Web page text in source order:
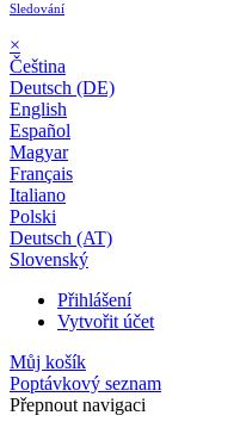
Sledování
×
Čeština
Deutsch (DE)
English
Español
Magyar
Français
Italiano
Polski
Deutsch (AT)
Slovenský
Přihlášení
Vytvořit účet
Můj košík
Poptávkový seznam
Přepnout navigaci